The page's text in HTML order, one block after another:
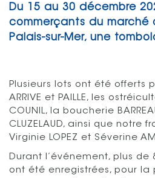
Du 15 au 30 décembre
commerçants du marché
Palais-sur-Mer, une
Plusieurs lots ont été offerts
ARRIVE et PAILLE, les
COUNIL, la boucherie
CLUZELAUD, ainsi que notre
Virginie LOPEZ et Séverine
Durant l’événement, plus
ont été enregistrées, pour la